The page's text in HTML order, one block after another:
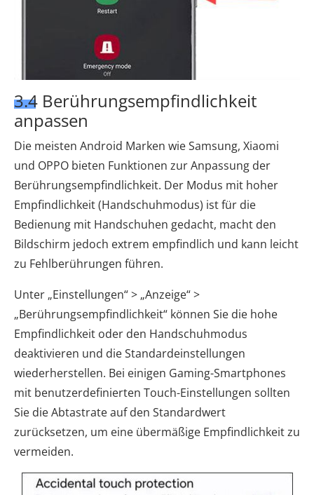
3.4 Berührungsempfindlichkeit
anpassen
Die meisten Android Marken wie Samsung, Xiaomi
und OPPO bieten Funktionen zur Anpassung der
Berührungsempfindlichkeit. Der Modus mit hoher
Empfindlichkeit (Handschuhmodus) ist für die
Bedienung mit Handschuhen gedacht, macht den
Bildschirm jedoch extrem empfindlich und kann leicht
zu Fehlberührungen führen.
Unter „Einstellungen“ > „Anzeige“ >
„Berührungsempfindlichkeit“ können Sie die hohe
Empfindlichkeit oder den Handschuhmodus
deaktivieren und die Standardeinstellungen
wiederherstellen. Bei einigen Gaming-Smartphones
mit benutzerdefinierten Touch-Einstellungen sollten
Sie die Abtastrate auf den Standardwert
zurücksetzen, um eine übermäßige Empfindlichkeit zu
vermeiden.